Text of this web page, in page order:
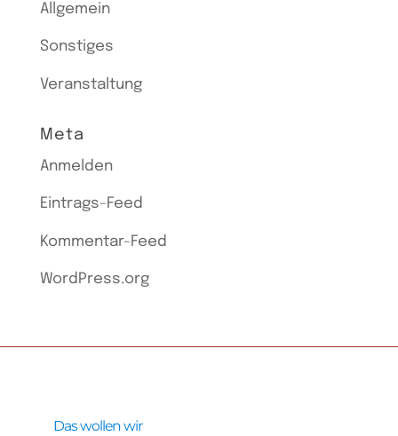
Allgemein
Sonstiges
Veranstaltung
Meta
Anmelden
Eintrags-Feed
Kommentar-Feed
WordPress.org
Das wollen wir